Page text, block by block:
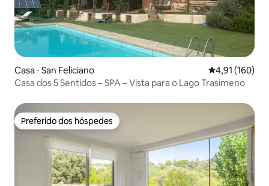
Casa ⋅ San Feliciano 4,91 de uma
4,91 (160)
Casa dos 5 Sentidos – SPA – Vista para o Lago Trasimeno
Preferido dos hóspedes
Preferido dos hóspedes